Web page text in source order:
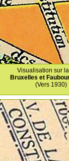
Visualisation sur
Bruxelles et
(Vers 1930)